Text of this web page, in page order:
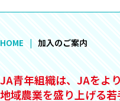
HOME 加入のご案内
JA青年組織は、JAをよ
地域農業を盛り上げる若